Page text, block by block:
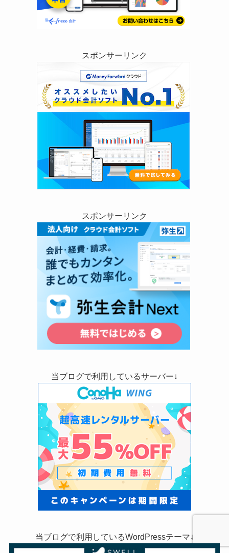
スポンサーリンク
スポンサーリンク
当ブログで利用しているサーバー↓
当ブログで利用しているWordPressテーマ↓